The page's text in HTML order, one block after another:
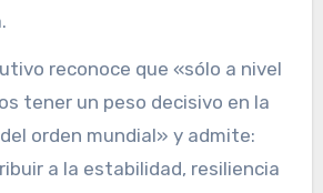
reconoce que «sólo a nivel
tener un peso decisivo en la
orden mundial» y admite:
a la estabilidad, resiliencia